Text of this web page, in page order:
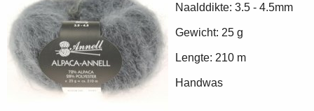
Naalddikte: 3.5 - 4.5mm
Gewicht: 25 g
Lengte: 210 m
Handwas